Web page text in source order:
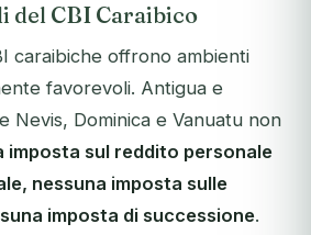
del CBI Caraibico
caraibiche offrono ambienti
favorevoli. Antigua e
Nevis, Dominica e Vanuatu non
imposta sul reddito personale
nessuna imposta sulle
imposta di successione.